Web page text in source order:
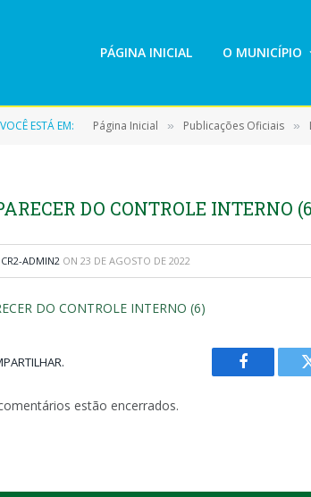
PÁGINA INICIAL O MUNICÍPIO
VOCÊ ESTÁ EM: Página Inicial » Publicações Oficiais »
DO CONTROLE INTERNO
CR2-ADMIN2 ON 23 DE AGOSTO DE 2022
DO CONTROLE INTERNO (6)
Facebook
estão encerrados.